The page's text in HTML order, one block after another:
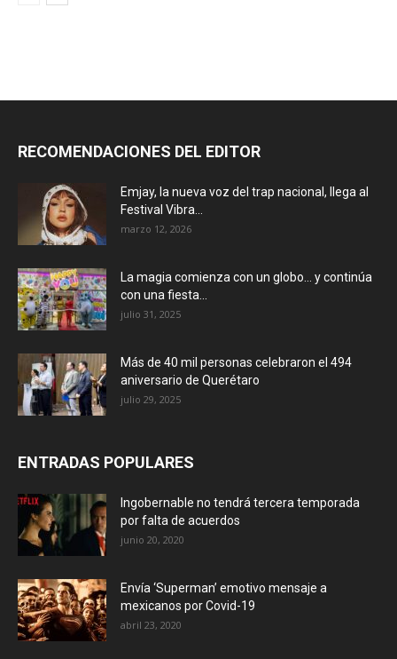
RECOMENDACIONES DEL EDITOR
Emjay, la nueva voz del trap nacional, llega al
Festival Vibra...
marzo 12, 2026
La magia comienza con un globo… y continúa
con una fiesta...
julio 31, 2025
Más de 40 mil personas celebraron el 494
aniversario de Querétaro
julio 29, 2025
ENTRADAS POPULARES
Ingobernable no tendrá tercera temporada
por falta de acuerdos
junio 20, 2020
Envía ‘Superman’ emotivo mensaje a
mexicanos por Covid-19
abril 23, 2020